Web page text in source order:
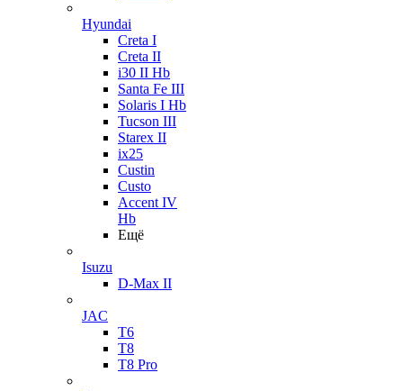
Hyundai
Creta I
Creta II
i30 II Hb
Santa Fe III
Solaris I Hb
Tucson III
Starex II
ix25
Custin
Custo
Accent IV
Hb
Ещё
Isuzu
D-Max II
JAC
T6
T8
T8 Pro